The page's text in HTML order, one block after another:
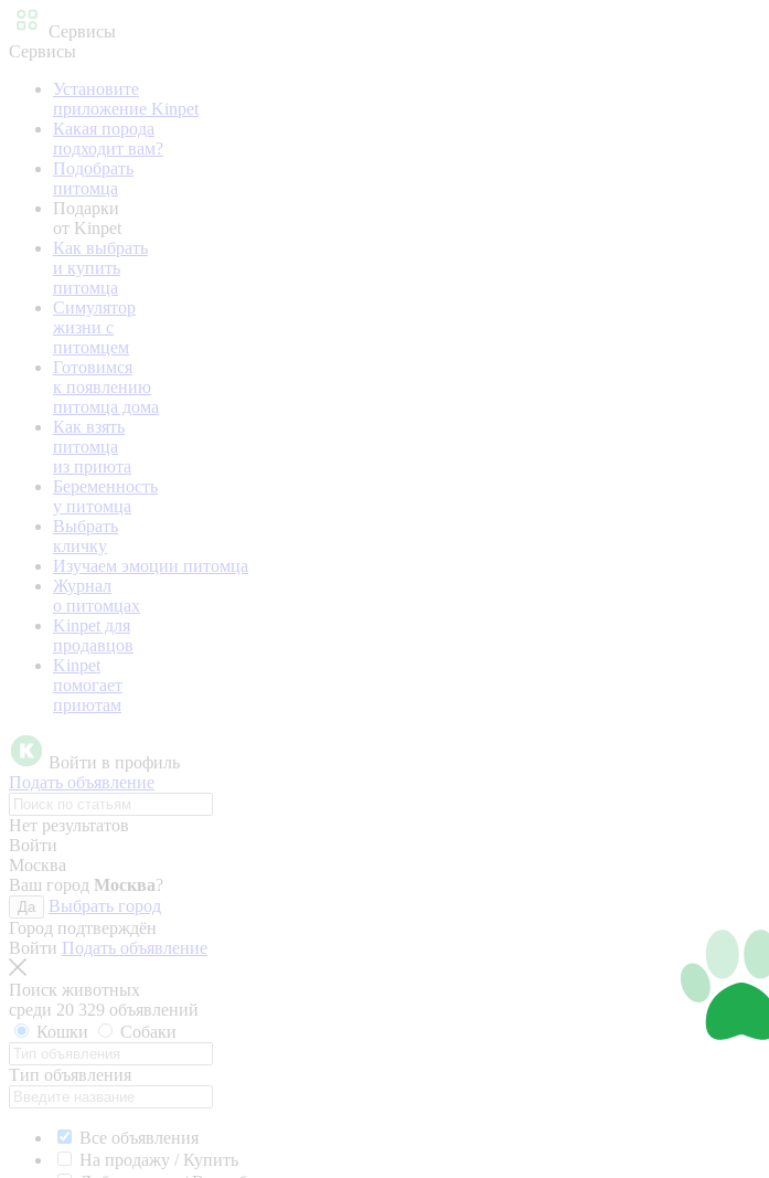
Сервисы
Сервисы
Установите
приложение Kinpet
Какая порода
подходит вам?
Подобрать
питомца
Подарки
от Kinpet
Как выбрать
и купить
питомца
Симулятор
жизни с
питомцем
Готовимся
к появлению
питомца дома
Как взять
питомца
из приюта
Беременность
у питомца
Выбрать
кличку
Изучаем эмоции питомца
Журнал
о питомцах
Kinpet для
продавцов
Kinpet
помогает
приютам
Войти в профиль
Подать объявление
Нет результатов
Войти
Москва
Ваш город Москва?
Да
Выбрать город
Город подтверждён
Войти Подать объявление
Поиск животных
среди 20 329 объявлений
Кошки
Собаки
Тип объявления
Все объявления
На продажу / Купить